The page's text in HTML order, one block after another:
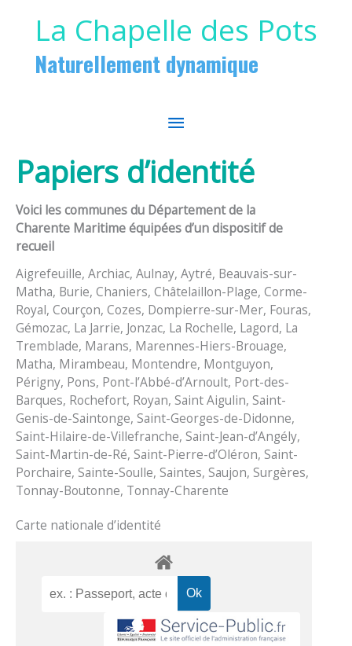
La Chapelle des Pots
Naturellement dynamique
MENU
PRINCIPAL
Papiers d’identité
Voici les communes du Département de la
Charente Maritime équipées d’un dispositif de
recueil
Aigrefeuille, Archiac, Aulnay, Aytré, Beauvais-sur-
Matha, Burie, Chaniers, Châtelaillon-Plage, Corme-
Royal, Courçon, Cozes, Dompierre-sur-Mer, Fouras,
Gémozac, La Jarrie, Jonzac, La Rochelle, Lagord, La
Tremblade, Marans, Marennes-Hiers-Brouage,
Matha, Mirambeau, Montendre, Montguyon,
Périgny, Pons, Pont-l’Abbé-d’Arnoult, Port-des-
Barques, Rochefort, Royan, Saint Aigulin, Saint-
Genis-de-Saintonge, Saint-Georges-de-Didonne,
Saint-Hilaire-de-Villefranche, Saint-Jean-d’Angély,
Saint-Martin-de-Ré, Saint-Pierre-d’Oléron, Saint-
Porchaire, Sainte-Soulle, Saintes, Saujon, Surgères,
Tonnay-Boutonne, Tonnay-Charente
Carte nationale d’identité